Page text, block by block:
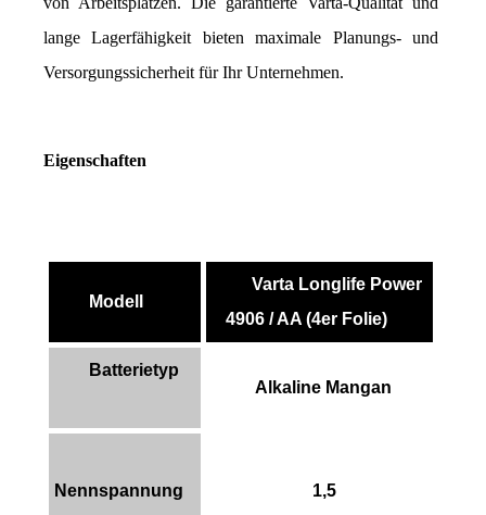
lange Lagerfähigkeit bieten maximale Planungs- und
Versorgungssicherheit für Ihr Unternehmen.
Eigenschaften
Modell
Varta Longlife Power
4906 / AA (4er Folie)
Batterietyp
Alkaline Mangan
Nennspannung
1,5